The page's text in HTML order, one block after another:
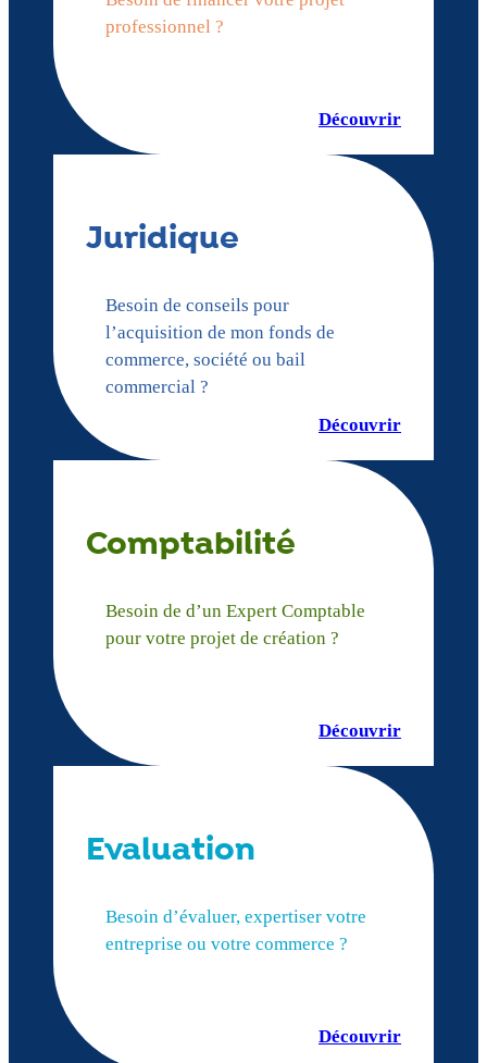
professionnel ?
Découvrir
Juridique
Besoin de conseils pour
l’acquisition de mon fonds de
commerce, société ou bail
commercial ?
Découvrir
Comptabilité
Besoin de d’un Expert Comptable
pour votre projet de création ?
Découvrir
Evaluation
Besoin d’évaluer, expertiser votre
entreprise ou votre commerce ?
Découvrir